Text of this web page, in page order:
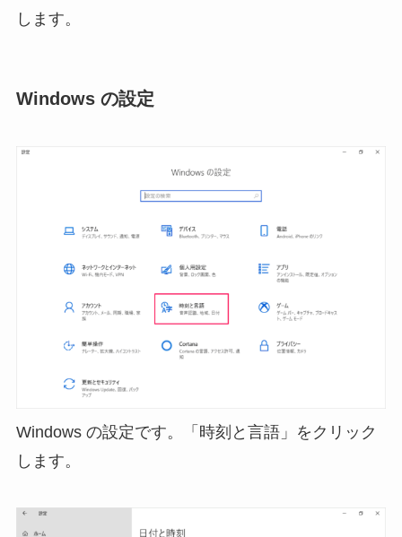
します。
Windows の設定
Windows の設定です。「時刻と言語」をクリック
します。